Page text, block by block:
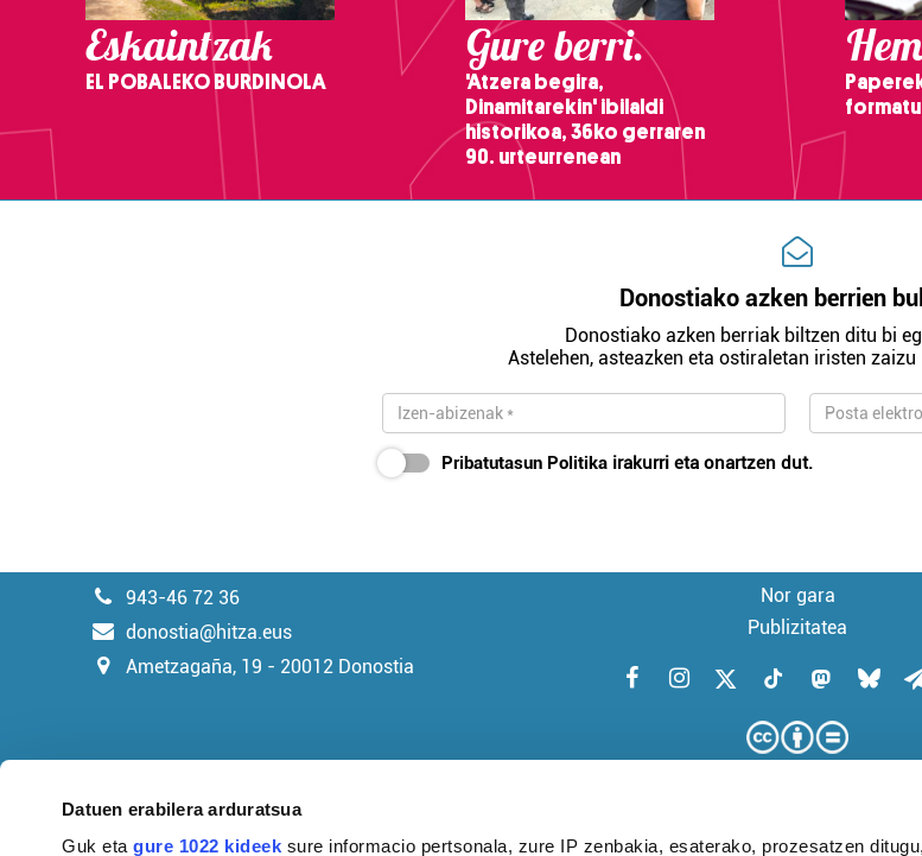
Datuen erabilera arduratsua
Guk etagure 1022 kideek sure informacio pertsonala, zure IP zenbakia, esaterako, prozesatzen
Eskaintzak
EL POBALEKO BURDINOLA
Gure berri.
'Atzera begira,
Dinamitarekin' ibilaldi
historikoa, 36ko gerraren
90. urteurrenean
Donostiako azken berrien
Donostiako azken berriak biltzen ditu bi
Astelehen, asteazken eta ostiraletan iristen
Pribatutasun Politika irakurri eta onartzen dut.
943-46 72 36
donostia@hitza.eus
Ametzagaña, 19 - 20012 Donostia
Nor gara
Publizitatea